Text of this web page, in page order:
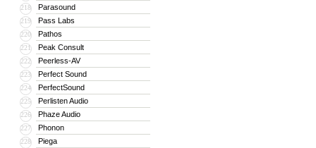
218 Parasound
219 Pass Labs
220 Pathos
221 Peak Consult
222 Peerless-AV
223 Perfect Sound
224 PerfectSound
225 Perlisten Audio
226 Phaze Audio
227 Phonon
228 Piega